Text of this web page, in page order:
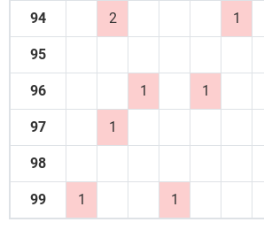
94 2 1
95
96 1 1
97 1
98
99 1 1